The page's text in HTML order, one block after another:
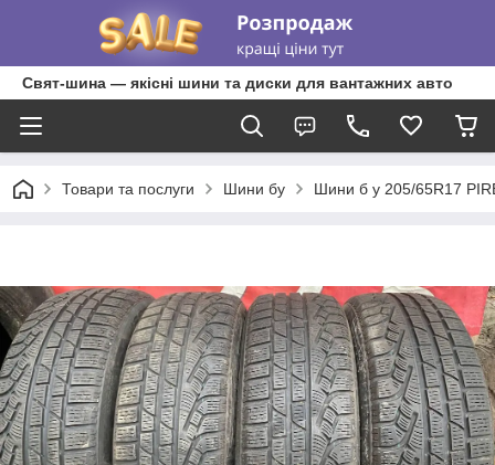
Свят-шина — якісні шини та диски для вантажних авто
Товари та послуги Шини бу Шини б у 205/65R17